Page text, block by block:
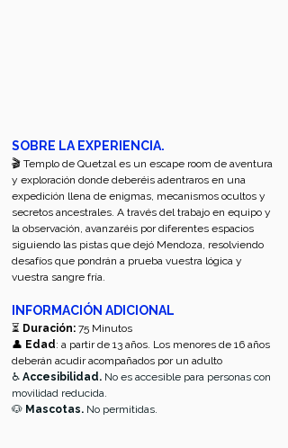
SOBRE LA EXPERIENCIA.
🎬 Templo de Quetzal es un escape room de aventura
y exploración donde deberéis adentraros en una
expedición llena de enigmas, mecanismos ocultos y
secretos ancestrales. A través del trabajo en equipo y
la observación, avanzaréis por diferentes espacios
siguiendo las pistas que dejó Mendoza, resolviendo
desafíos que pondrán a prueba vuestra lógica y
vuestra sangre fría.
INFORMACIÓN ADICIONAL
⏳ Duración: 75 Minutos
👤 Edad: a partir de 13 años. Los menores de 16 años
deberán acudir acompañados por un adulto
♿ Accesibilidad. No es accesible para personas con
movilidad reducida.
🐶 Mascotas. No permitidas.